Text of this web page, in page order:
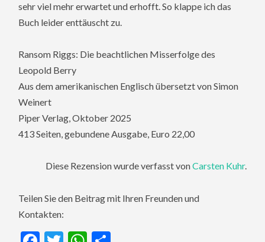
sehr viel mehr erwartet und erhofft. So klappe ich das
Buch leider enttäuscht zu.
Ransom Riggs: Die beachtlichen Misserfolge des
Leopold Berry
Aus dem amerikanischen Englisch übersetzt von Simon
Weinert
Piper Verlag, Oktober 2025
413 Seiten, gebundene Ausgabe, Euro 22,00
Diese Rezension wurde verfasst vonCarsten Kuhr.
Teilen Sie den Beitrag mit Ihren Freunden und
Kontakten: